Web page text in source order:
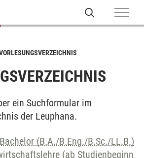
ein Suchformular im
der Leuphana.
(B.A./B.Eng./B.Sc./LL.B.)
(ab Studienbeginn